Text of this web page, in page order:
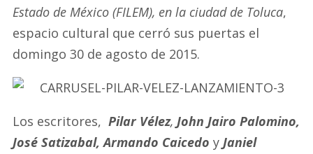
Estado de México (FILEM), en la ciudad de Toluca,
espacio cultural que cerró sus puertas el
domingo 30 de agosto de 2015.
Los escritores, Pilar Vélez, John Jairo Palomino,
José Satizabal, Armando Caicedo y Janiel